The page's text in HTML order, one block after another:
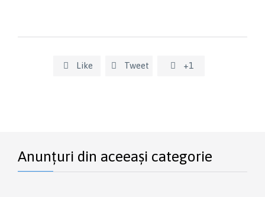
 Like  Tweet  +1
Anunțuri din aceeași categorie